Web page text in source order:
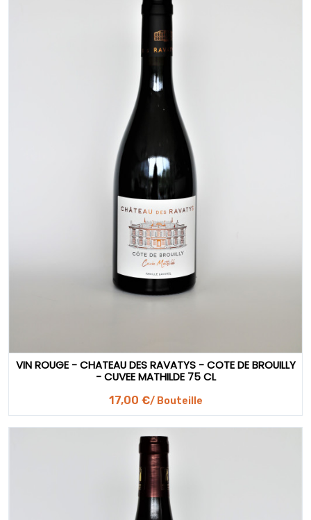
VIN ROUGE - CHATEAU DES RAVATYS - COTE DE BROUILLY
- CUVEE MATHILDE 75 CL
17,00 €/ Bouteille